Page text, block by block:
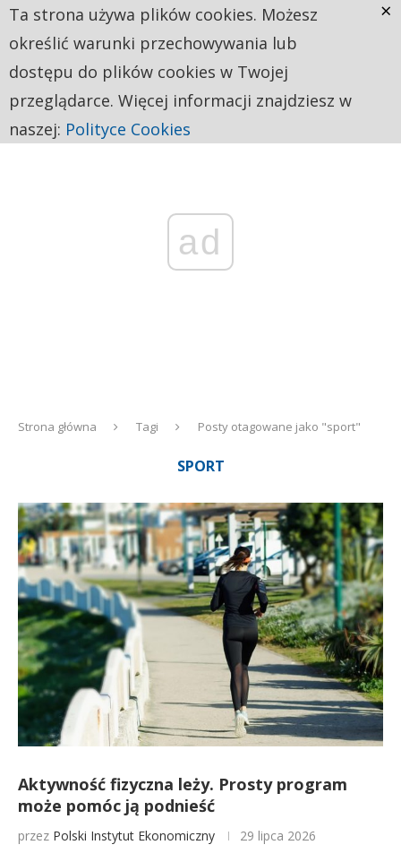
ad
Strona główna Tagi Posty otagowane jako "sport"
SPORT
Aktywność fizyczna leży. Prosty program
może pomóc ją podnieść
przez Polski Instytut Ekonomiczny 29 lipca 2026
Ta strona używa plików cookies. Możesz
określić warunki przechowywania lub
dostępu do plików cookies w Twojej
przeglądarce. Więcej informacji znajdziesz w
naszej: Polityce Cookies
×